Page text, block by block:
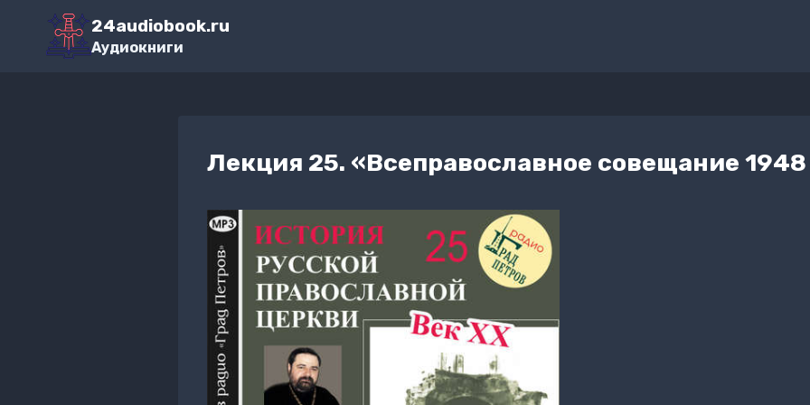
Перейти
содержимому
24audiobook.ru
Аудиокниги
Лекция 25. «Всеправославное совещание 1948